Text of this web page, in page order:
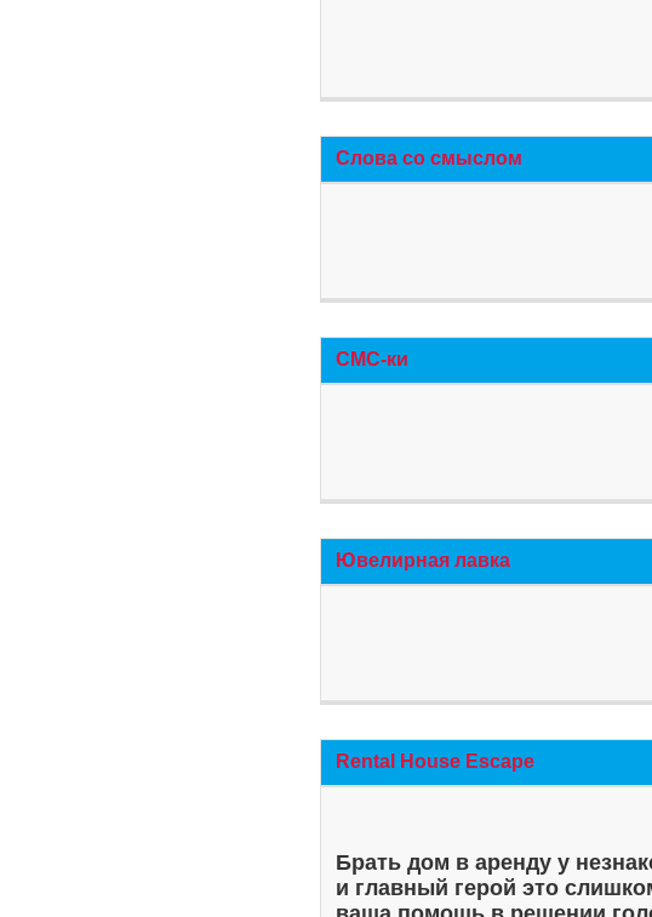
Слова со смыслом
СМС-ки
Ювелирная лавка
Rental House Escape
Брать дом в аренду у
и главный герой это